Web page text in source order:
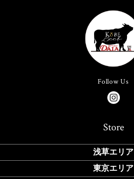
Follow Us
Store
浅草エリア
東京エリア